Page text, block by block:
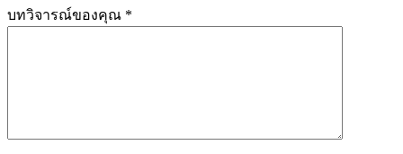
บทวิจารณ์ของคุณ *